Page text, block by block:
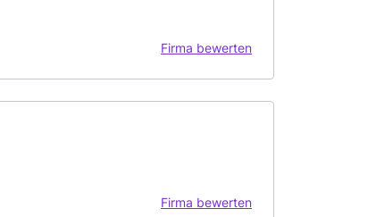
Firma bewerten
Firma bewerten